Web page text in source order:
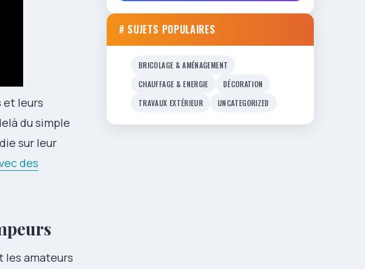
et leurs
du simple
sur leur
des
amateurs
# SUJETS POPULAIRES
BRICOLAGE & AMÉNAGEMENT
CHAUFFAGE & ENERGIE
DÉCORATION
TRAVAUX EXTÉRIEUR
UNCATEGORIZED